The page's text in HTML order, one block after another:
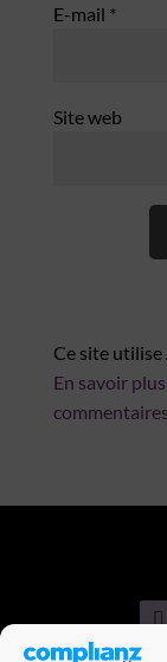
E-mail *
Site web
Ce site
En savoir